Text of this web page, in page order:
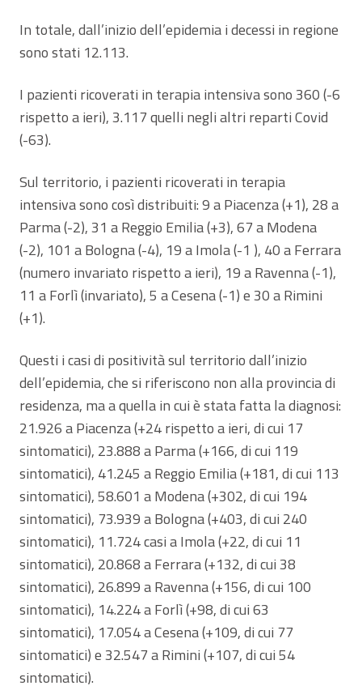
In totale, dall’inizio dell’epidemia i decessi in regione
sono stati 12.113.
I pazienti ricoverati in terapia intensiva sono 360 (-6
rispetto a ieri), 3.117 quelli negli altri reparti Covid
(-63).
Sul territorio, i pazienti ricoverati in terapia
intensiva sono così distribuiti: 9 a Piacenza (+1), 28 a
Parma (-2), 31 a Reggio Emilia (+3), 67 a Modena
(-2), 101 a Bologna (-4), 19 a Imola (-1 ), 40 a Ferrara
(numero invariato rispetto a ieri), 19 a Ravenna (-1),
11 a Forlì (invariato), 5 a Cesena (-1) e 30 a Rimini
(+1).
Questi i casi di positività sul territorio dall’inizio
dell’epidemia, che si riferiscono non alla provincia di
residenza, ma a quella in cui è stata fatta la diagnosi:
21.926 a Piacenza (+24 rispetto a ieri, di cui 17
sintomatici), 23.888 a Parma (+166, di cui 119
sintomatici), 41.245 a Reggio Emilia (+181, di cui 113
sintomatici), 58.601 a Modena (+302, di cui 194
sintomatici), 73.939 a Bologna (+403, di cui 240
sintomatici), 11.724 casi a Imola (+22, di cui 11
sintomatici), 20.868 a Ferrara (+132, di cui 38
sintomatici), 26.899 a Ravenna (+156, di cui 100
sintomatici), 14.224 a Forlì (+98, di cui 63
sintomatici), 17.054 a Cesena (+109, di cui 77
sintomatici) e 32.547 a Rimini (+107, di cui 54
sintomatici).